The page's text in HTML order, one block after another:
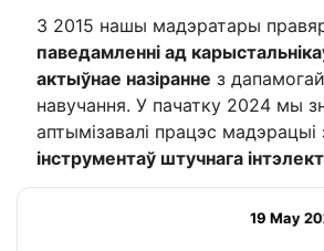
З 2015 нашы мадэратары
паведамленні ад
актыўнае назіранне з
навучання. У пачатку 2024 мы
аптымізавалі працэс
інструментаў штучнага